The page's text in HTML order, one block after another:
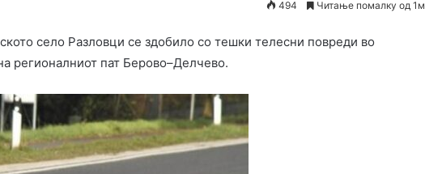
494 Читање помалку од 1м
село Разловци се здобило со тешки телесни повреди во
регионалниот пат Берово–Делчево.